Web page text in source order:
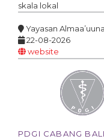
skala lokal
Yayasan
22-08-2026
website
PDGI CABANG